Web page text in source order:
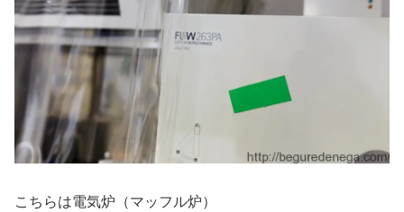
こちらは電気炉（マッフル炉）